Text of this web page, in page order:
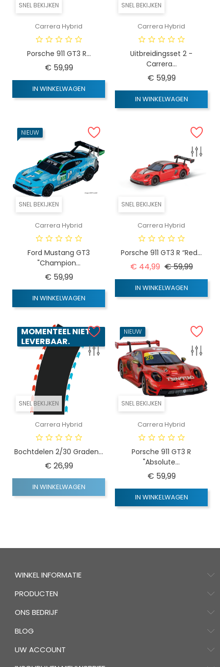
SNEL BEKIJKEN
Carrera Hybrid
Porsche 911 GT3 R...
€ 59,99Prijs
IN WINKELWAGEN
SNEL BEKIJKEN
Carrera Hybrid
Uitbreidingsset 2 -
Carrera...
€ 59,99Prijs
IN WINKELWAGEN
SNEL BEKIJKEN
NIEUW
Carrera Hybrid
Ford Mustang GT3
"Champion...
€ 59,99Prijs
IN WINKELWAGEN
SNEL BEKIJKEN
Carrera Hybrid
Porsche 911 GT3 R “Red...
€ 44,99 Normale prijs
€ 59,99Prijs
IN WINKELWAGEN
SNEL BEKIJKEN
MOMENTEEL NIET
LEVERBAAR.
Carrera Hybrid
Bochtdelen 2/30 Graden...
€ 26,99Prijs
IN WINKELWAGEN
SNEL BEKIJKEN
NIEUW
Carrera Hybrid
Porsche 911 GT3 R
"Absolute...
€ 59,99Prijs
IN WINKELWAGEN
WINKEL INFORMATIE
PRODUCTEN
ONS BEDRIJF
BLOG
UW ACCOUNT